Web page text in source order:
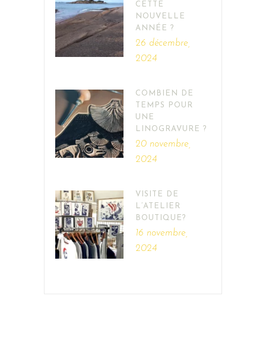
CETTE
NOUVELLE
ANNÉE ?
26 décembre,
2024
COMBIEN DE
TEMPS POUR
UNE
LINOGRAVURE ?
20 novembre,
2024
VISITE DE
L’ATELIER
BOUTIQUE?
16 novembre,
2024